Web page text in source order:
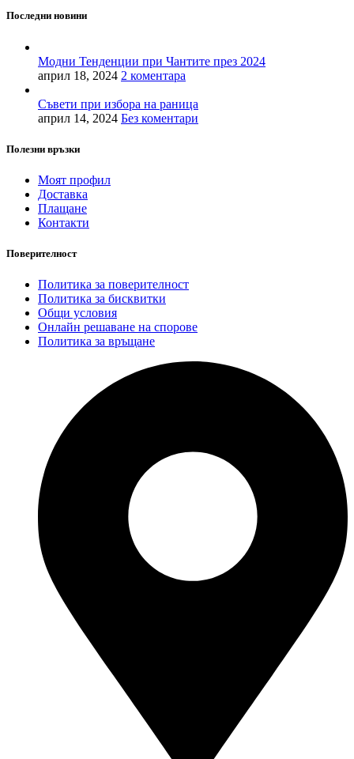
Последни новини
Модни Тенденции при Чантите през 2024
април 18, 2024 2 коментара
Съвети при избора на раница
април 14, 2024 Без коментари
Полезни връзки
Моят профил
Доставка
Плащане
Контакти
Поверителност
Политика за поверителност
Политика за бисквитки
Общи условия
Онлайн решаване на спорове
Политика за връщане